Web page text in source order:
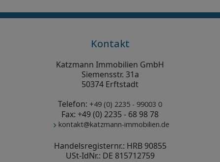
Kontakt
Katzmann Immobilien GmbH
Siemensstr. 31a
50374 Erftstadt
Telefon: +49 (0) 2235 - 99003 0
Fax: +49 (0) 2235 - 68 98 78
kontakt@katzmann-immobilien.de
Handelsregisternr.: HRB 90855
USt-IdNr.: DE 815712759